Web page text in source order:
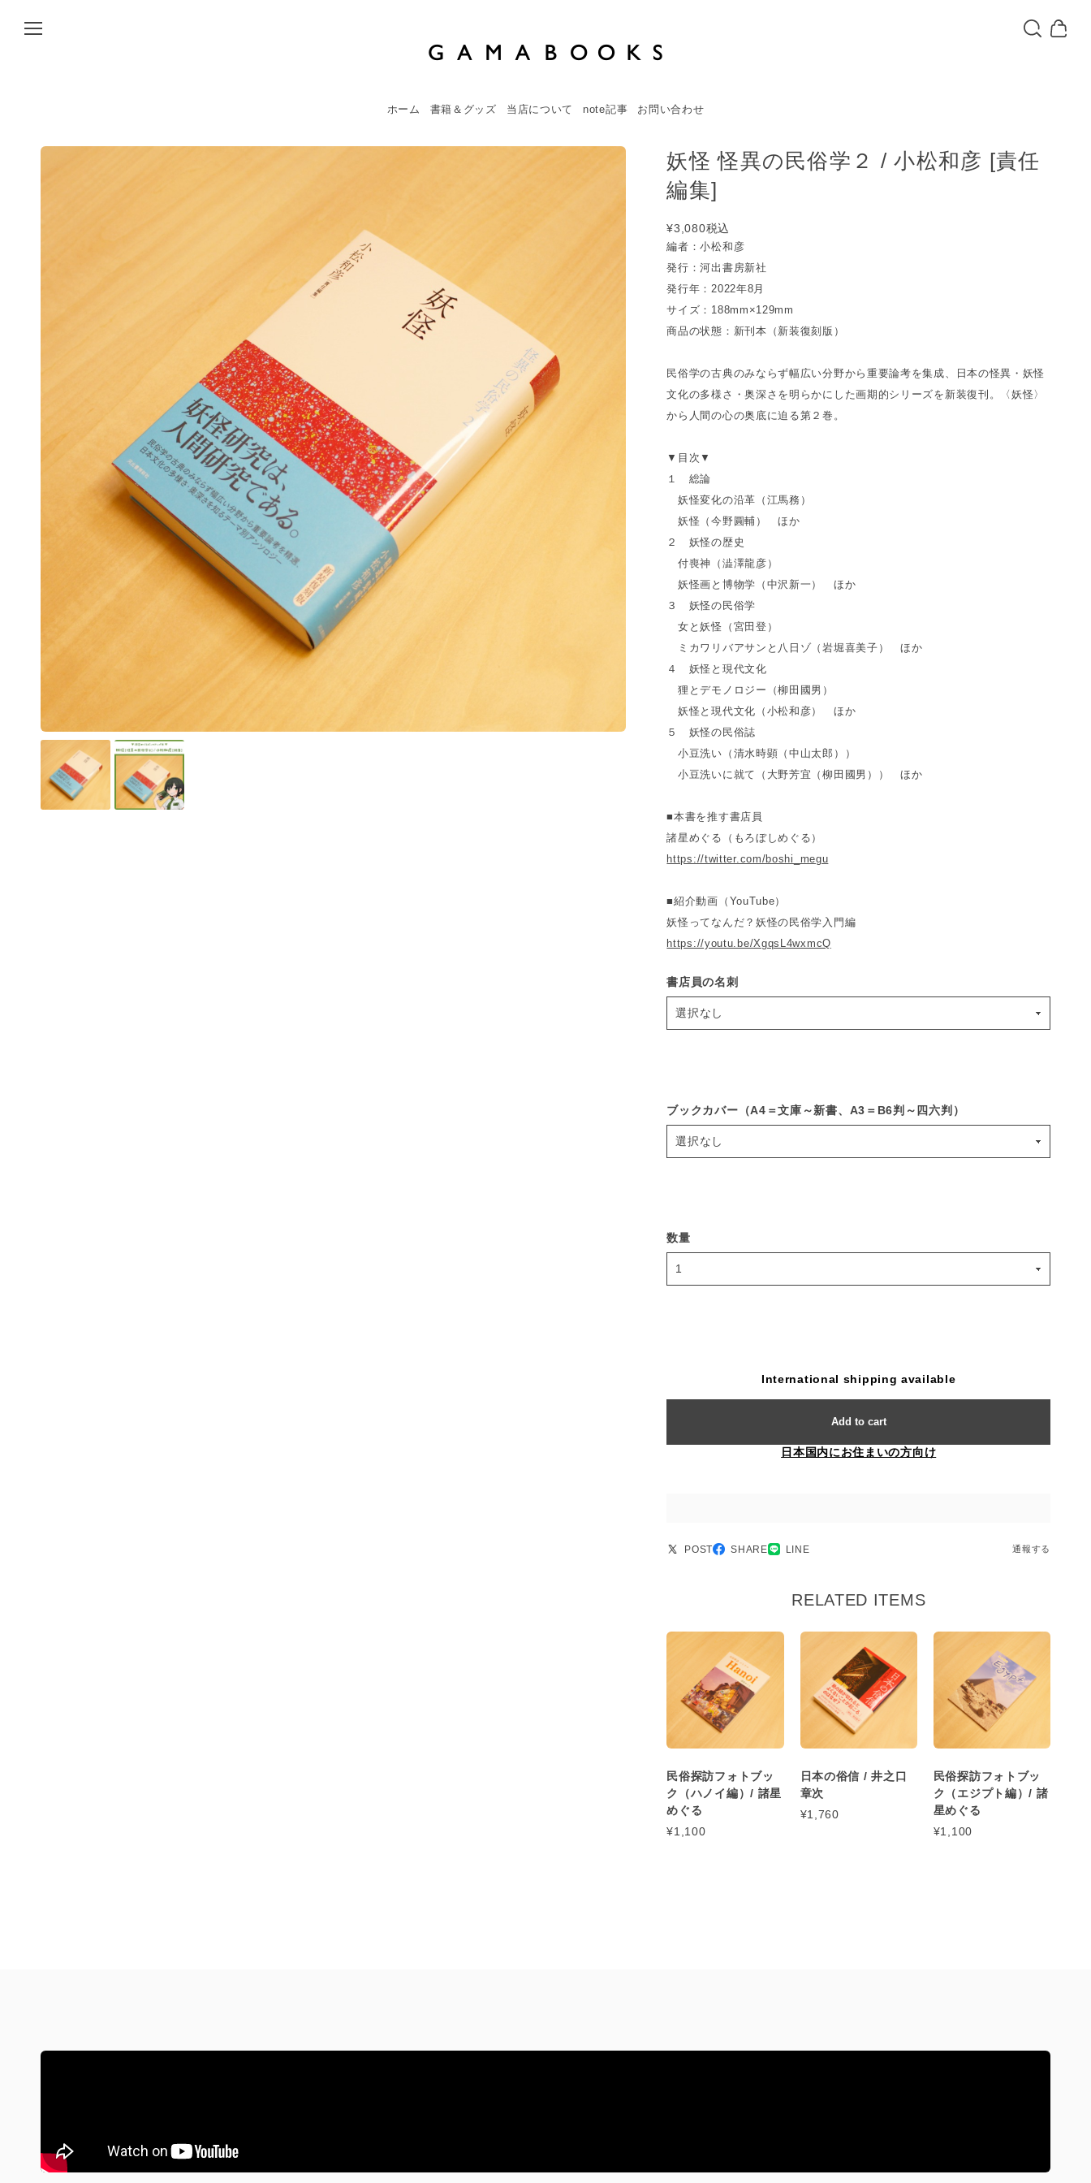
ホーム 書籍＆グッズ 当店について note記事 お問い合わせ
妖怪 怪異の民俗学２ / 小松和彦 [責任
編集]
¥3,080税込
編者：小松和彦
発行：河出書房新社
発行年：2022年8月
サイズ：188mm×129mm
商品の状態：新刊本（新装復刻版）
民俗学の古典のみならず幅広い分野から重要論考を集成、日本の怪異・妖怪
文化の多様さ・奥深さを明らかにした画期的シリーズを新装復刊。〈妖怪〉
から人間の心の奥底に迫る第２巻。
▼目次▼
１ 総論
妖怪変化の沿革（江馬務）
妖怪（今野圓輔） ほか
２ 妖怪の歴史
付喪神（澁澤龍彦）
妖怪画と博物学（中沢新一） ほか
３ 妖怪の民俗学
女と妖怪（宮田登）
ミカワリバアサンと八日ゾ（岩堀喜美子） ほか
４ 妖怪と現代文化
狸とデモノロジー（柳田國男）
妖怪と現代文化（小松和彦） ほか
５ 妖怪の民俗誌
小豆洗い（清水時顕（中山太郎））
小豆洗いに就て（大野芳宜（柳田國男）） ほか
■本書を推す書店員
諸星めぐる（もろぼしめぐる）
https://twitter.com/boshi_megu
■紹介動画（YouTube）
妖怪ってなんだ？妖怪の民俗学入門編
https://youtu.be/XgqsL4wxmcQ
書店員の名刺
ブックカバー（A4＝文庫～新書、A3＝B6判～四六判）
数量
International shipping available
Add to cart
日本国内にお住まいの方向け
POST SHARE LINE 通報する
RELATED ITEMS
民俗探訪フォトブッ
ク（ハノイ編）/ 諸星
めぐる
¥1,100
日本の俗信 / 井之口
章次
¥1,760
民俗探訪フォトブッ
ク（エジプト編）/ 諸
星めぐる
¥1,100